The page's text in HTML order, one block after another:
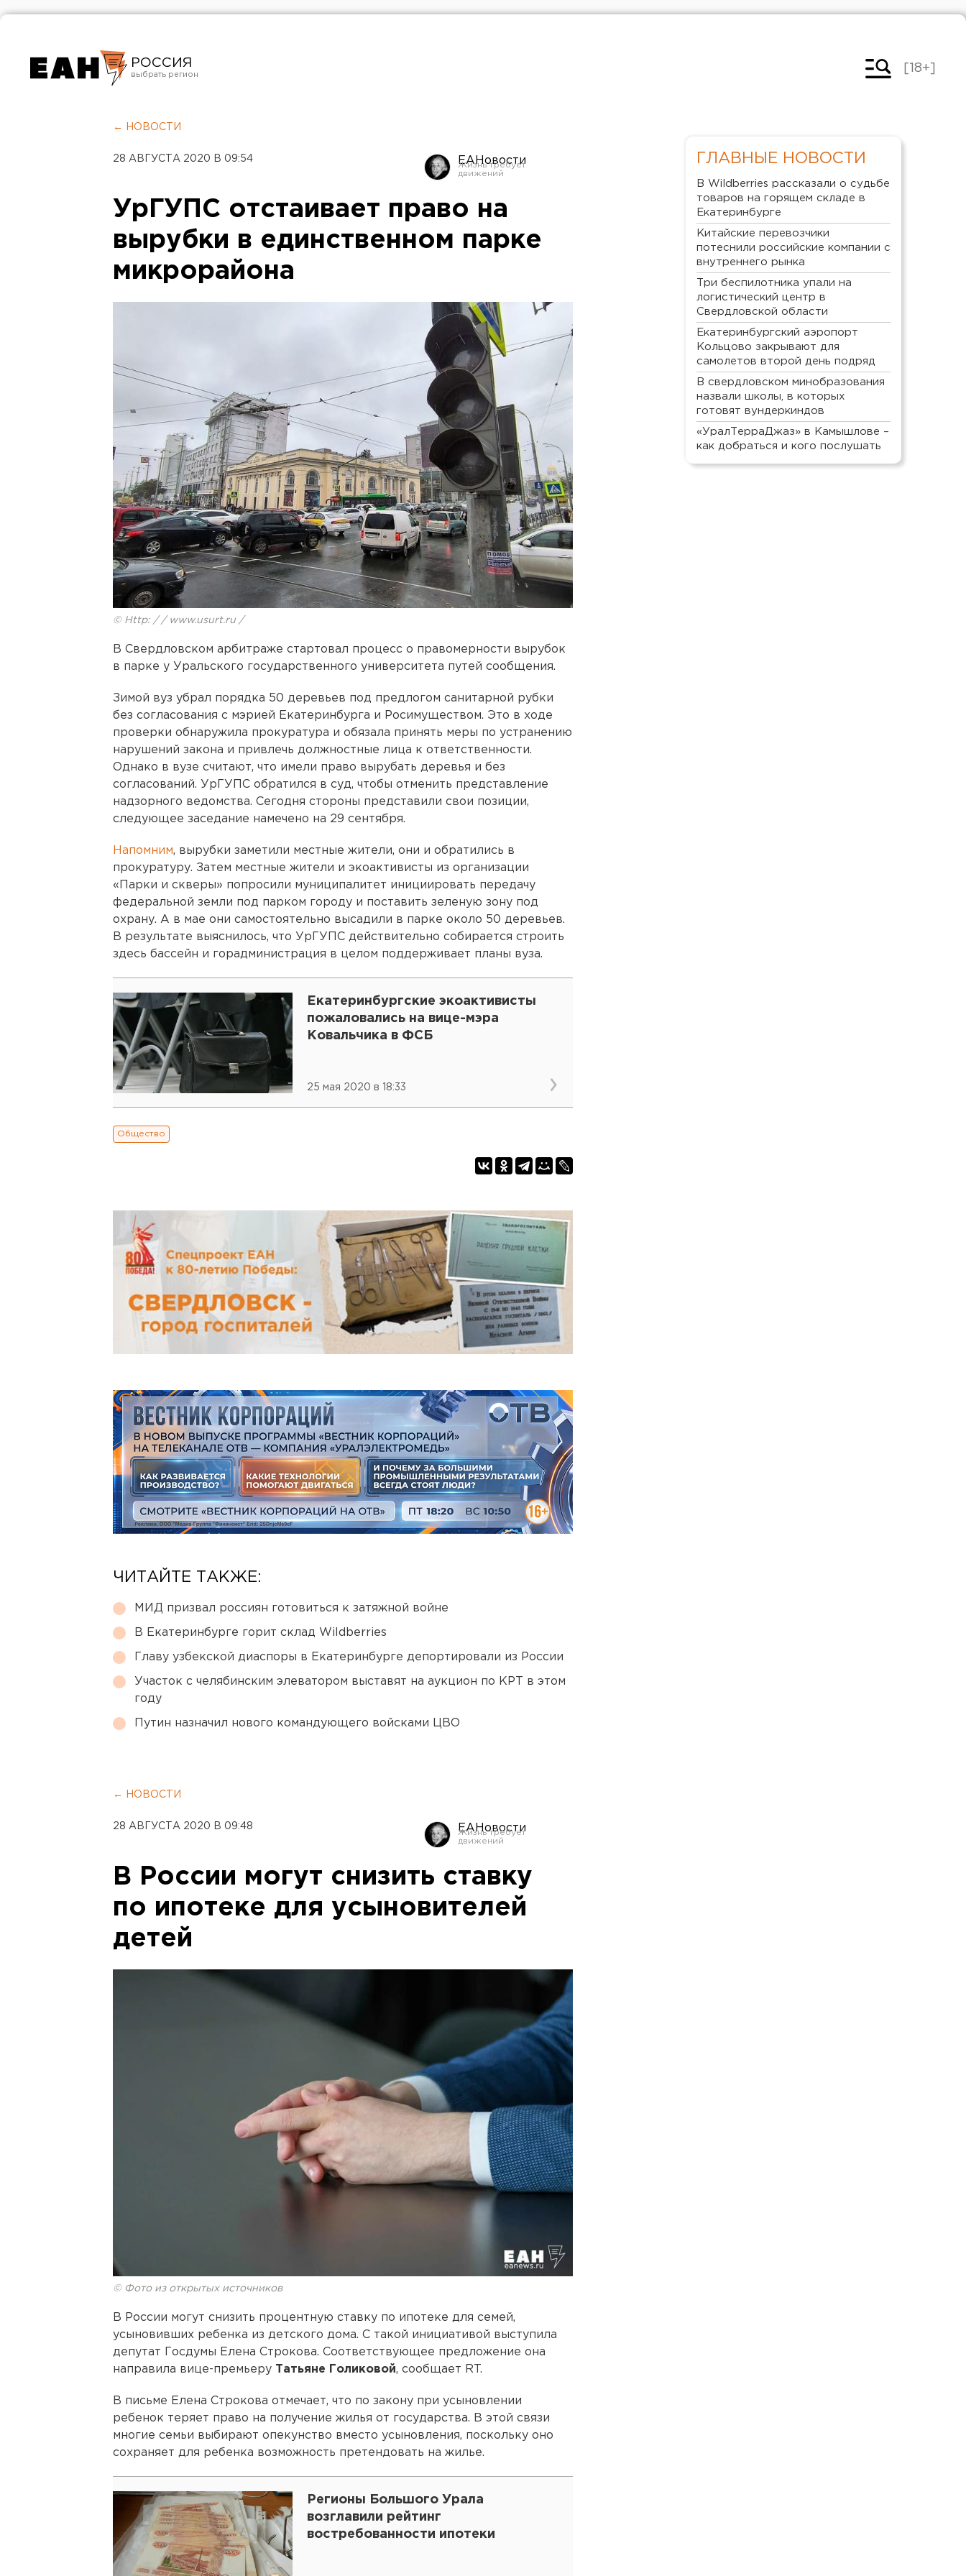
РОССИЯ
Челябинск
[18+]
← НОВОСТИ
28 АВГУСТА 2020 В 09:54 ЕАНовости
УрГУПС отстаивает право на
вырубки в единственном парке
микрорайона
© Http: / / www.usurt.ru /
В Свердловском арбитраже стартовал процесс о правомерности вырубок
в парке у Уральского государственного университета путей сообщения.
Зимой вуз убрал порядка 50 деревьев под предлогом санитарной рубки
без согласования с мэрией Екатеринбурга и Росимуществом. Это в ходе
проверки обнаружила прокуратура и обязала принять меры по устранению
нарушений закона и привлечь должностные лица к ответственности.
Однако в вузе считают, что имели право вырубать деревья и без
согласований. УрГУПС обратился в суд, чтобы отменить представление
надзорного ведомства. Сегодня стороны представили свои позиции,
следующее заседание намечено на 29 сентября.
Напомним, вырубки заметили местные жители, они и обратились в
прокуратуру. Затем местные жители и экоактивисты из организации
«Парки и скверы» попросили муниципалитет инициировать передачу
федеральной земли под парком городу и поставить зеленую зону под
охрану. А в мае они самостоятельно высадили в парке около 50 деревьев.
В результате выяснилось, что УрГУПС действительно собирается строить
здесь бассейн и горадминистрация в целом поддерживает планы вуза.
Екатеринбургские экоактивисты
пожаловались на вице-мэра
Ковальчика в ФСБ
25 мая 2020 в 18:33
Общество
ЧИТАЙТЕ ТАКЖЕ:
МИД призвал россиян готовиться к затяжной войне
В Екатеринбурге горит склад Wildberries
Главу узбекской диаспоры в Екатеринбурге депортировали из России
Участок с челябинским элеватором выставят на аукцион по КРТ в этом
году
Путин назначил нового командующего войсками ЦВО
← НОВОСТИ
28 АВГУСТА 2020 В 09:48 ЕАНовости
В России могут снизить ставку
по ипотеке для усыновителей
детей
© Фото из открытых источников
В России могут снизить процентную ставку по ипотеке для семей,
усыновивших ребенка из детского дома. С такой инициативой выступила
депутат Госдумы Елена Строкова. Соответствующее предложение она
направила вице-премьеру Татьяне Голиковой, сообщает RT.
В письме Елена Строкова отмечает, что по закону при усыновлении
ребенок теряет право на получение жилья от государства. В этой связи
многие семьи выбирают опекунство вместо усыновления, поскольку оно
сохраняет для ребенка возможность претендовать на жилье.
Регионы Большого Урала
возглавили рейтинг
востребованности ипотеки
ГЛАВНЫЕ НОВОСТИ
В Wildberries рассказали о судьбе
товаров на горящем складе в
Екатеринбурге
Китайские перевозчики
потеснили российские компании с
внутреннего рынка
Три беспилотника упали на
логистический центр в
Свердловской области
Екатеринбургский аэропорт
Кольцово закрывают для
самолетов второй день подряд
В свердловском минобразования
назвали школы, в которых
готовят вундеркиндов
«УралТерраДжаз» в Камышлове –
как добраться и кого послушать